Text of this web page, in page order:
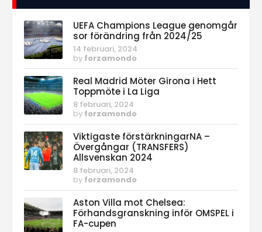
UEFA Champions League genomgår
sor förändring från 2024/25
14 februari, 2024
by forzamondo
Real Madrid Möter Girona i Hett
Toppmöte i La Liga
8 februari, 2024
by forzamondo
Viktigaste förstärkningarNA –
Övergångar (TRANSFERS)
Allsvenskan 2024
8 februari, 2024
by forzamondo
Aston Villa mot Chelsea:
Förhandsgranskning inför OMSPEL i
FA-cupen